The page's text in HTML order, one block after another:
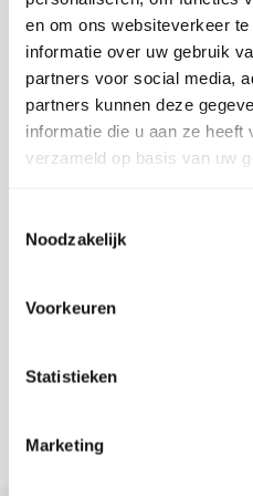
en om ons websiteverkeer
informatie over uw gebruik
partners voor social media,
partners kunnen deze
informatie die u aan ze
verzameld op basis van uw
Noodzakelijk
Voorkeuren
Statistieken
Marketing
Hierdoor kan je bestelling
(langere levertijden), wij vragen
en op tijd te bestellen.
Wij hebben helaas geen
bezorging.
Orders boven de 65 euro
gewicht of afmeting).
totaal voor gratis verzending.